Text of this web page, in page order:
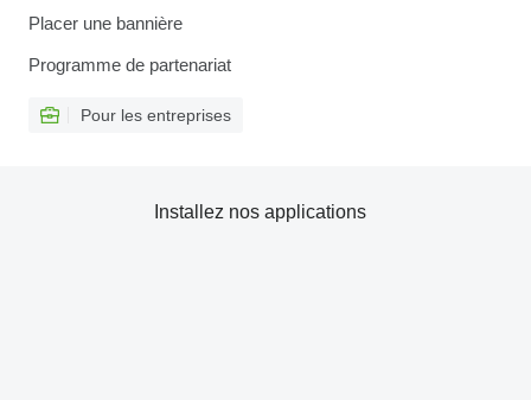
Placer une bannière
Programme de partenariat
Pour les entreprises
Installez nos applications